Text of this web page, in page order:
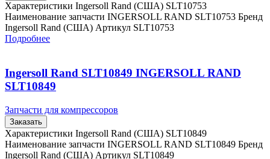
Характеристики Ingersoll Rand (США) SLT10753
Наименование запчасти INGERSOLL RAND SLT10753 Бренд
Ingersoll Rand (США) Артикул SLT10753
Подробнее
Ingersoll Rand SLT10849 INGERSOLL RAND
SLT10849
Запчасти для компрессоров
Заказать
Характеристики Ingersoll Rand (США) SLT10849
Наименование запчасти INGERSOLL RAND SLT10849 Бренд
Ingersoll Rand (США) Артикул SLT10849